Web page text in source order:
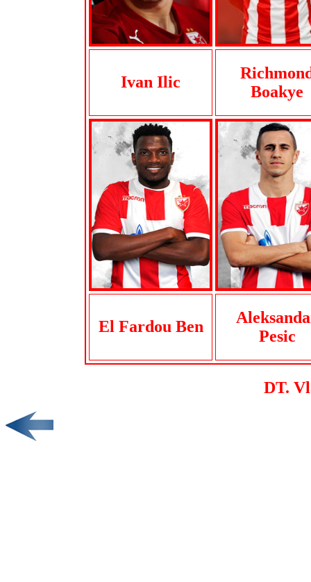
Ivan Ilic
Boakye
El Fardou Ben
Pesic
DT.